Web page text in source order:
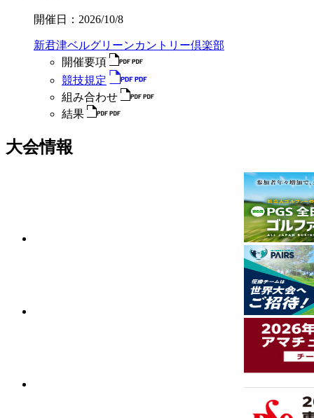
開催日： 2026/10/8
新君津ベルグリーンカントリー倶楽部
開催要項
競技規定
組み合わせ
結果
大会情報